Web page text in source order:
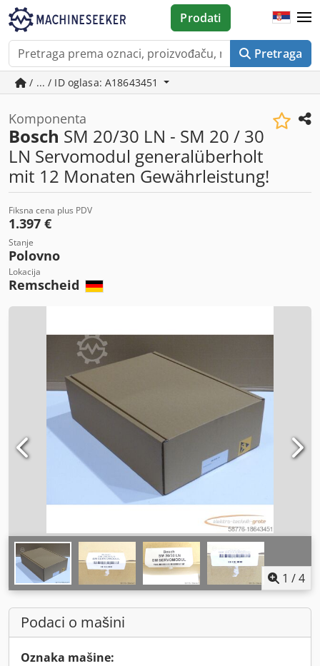
Pretraga
Prodati
/ ... / ID oglasa: A18643451
Komponenta
Bosch SM 20/30 LN - SM 20 / 30
LN Servomodul generalüberholt
mit 12 Monaten Gewährleistung!
Fiksna cena plus PDV
1.397 €
Stanje
Polovno
Lokacija
Remscheid
1 /4
Podaci o mašini
Oznaka mašine: